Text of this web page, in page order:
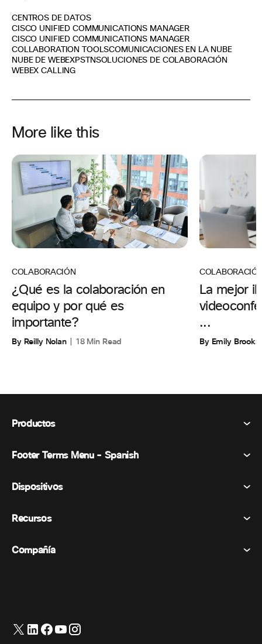
CENTROS DE DATOS
CISCO UNIFIED COMMUNICATIONS MANAGER
CISCO UNIFIED COMMUNICATIONS MANAGER
COLLABORATION TOOLSCOMUNICACIONES EN LA NUBE
NUBE DE WEBEXPSTNSOLUCIONES DE COLABORACIÓN
WEBEX CALLING
More like this
COLABORACIÓN
¿Qué es la colaboración en
equipo y por qué es
importante?
By Reilly Nolan 18 Min Read
La mejor
...
By Emily Brooks
Productos
Webex Suite
Mensajería
Eventos
Pizarra blanca
Footer Terms Menu - Spanish
Términos y condiciones
Marcas comerciales
English (Inglés)
Dispositivos
Dispositivos de la habitación
Auriculares
Recursos
Precios
Compañía
Contactar con el servicio de asistencia